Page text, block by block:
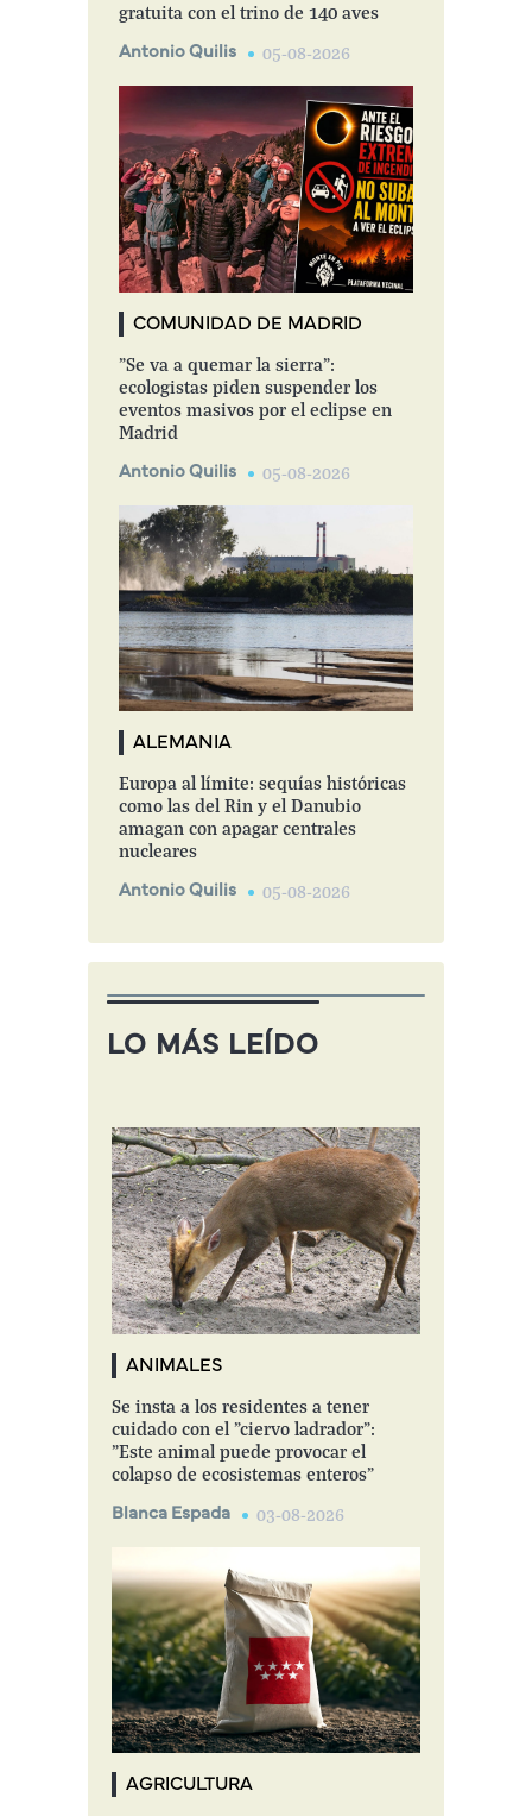
gratuita con el trino de 140 aves
Antonio Quilis 05-08-2026
COMUNIDAD DE MADRID
"Se va a quemar la sierra":
ecologistas piden suspender los
eventos masivos por el eclipse en
Madrid
Antonio Quilis 05-08-2026
ALEMANIA
Europa al límite: sequías históricas
como las del Rin y el Danubio
amagan con apagar centrales
nucleares
Antonio Quilis 05-08-2026
LO MÁS LEÍDO
ANIMALES
Se insta a los residentes a tener
cuidado con el "ciervo ladrador":
"Este animal puede provocar el
colapso de ecosistemas enteros"
Blanca Espada 03-08-2026
AGRICULTURA